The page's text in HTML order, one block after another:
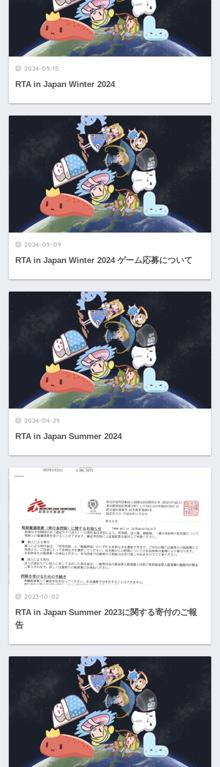
2024-09-15
RTA in Japan Winter 2024
2024-09-09
RTA in Japan Winter 2024 ゲーム応募について
2024-04-29
RTA in Japan Summer 2024
2023-10-02
RTA in Japan Summer 2023に関する寄付のご報
告